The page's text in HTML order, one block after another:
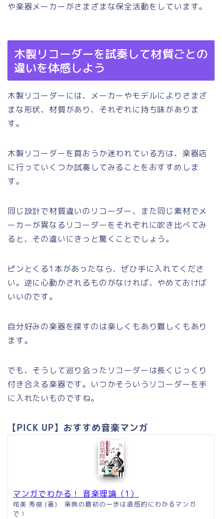
や楽器メーカーがさまざまな保全活動をしています。
木製リコーダーを試奏して材質ごとの
違いを体感しよう
木製リコーダーには、メーカーやモデルによりさまざ
まな形状、材質があり、それぞれに持ち味がありま
す。
木製リコーダーを買おうか迷われている方は、楽器店
に行っていくつか試奏してみることをおすすめしま
す。
同じ設計で材質違いのリコーダー、また同じ素材でメ
ーカーが異なるリコーダーをそれぞれに吹き比べてみ
ると、その違いにきっと驚くことでしょう。
ピンとくる1本があったなら、ぜひ手に入れてくださ
い。逆に心動かされるものがなければ、やめておけば
いいのです。
自分好みの楽器を探すのは楽しくもあり難しくもあり
ます。
でも、そうして巡り会ったリコーダーは長くじっくり
付き合える楽器です。いつかそういうリコーダーを手
に入れたいものですね。
【PICK UP】おすすめ音楽マンガ
マンガでわかる！ 音楽理論（1）
侘美 秀俊 (著) 楽典の最初の一歩は直感的にわかるマンガ
で！